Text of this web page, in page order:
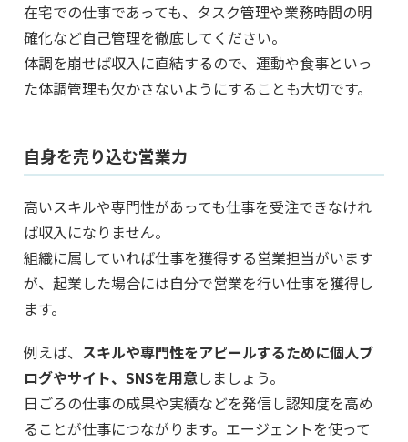
在宅での仕事であっても、タスク管理や業務時間の明
確化など自己管理を徹底してください。
体調を崩せば収入に直結するので、運動や食事といっ
た体調管理も欠かさないようにすることも大切です。
自身を売り込む営業力
高いスキルや専門性があっても仕事を受注できなけれ
ば収入になりません。
組織に属していれば仕事を獲得する営業担当がいます
が、起業した場合には自分で営業を行い仕事を獲得し
ます。
例えば、 スキルや専門性をアピールするために個人ブ
ログやサイト、SNSを用意しましょう。
日ごろの仕事の成果や実績などを発信し認知度を高め
ることが仕事につながります。エージェントを使って